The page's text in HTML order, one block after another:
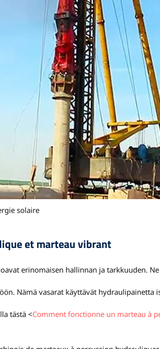
solaire
et marteau vibrant
erinomaisen hallinnan ja tarkkuuden.
Nämä vasarat käyttävät hydraulipainetta
tästä <Comment fonctionne un marteau à